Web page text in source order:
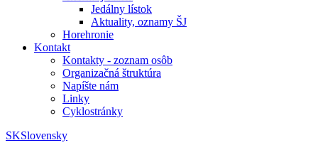
Jedálny lístok
Aktuality, oznamy ŠJ
Horehronie
Kontakt
Kontakty - zoznam osôb
Organizačná štruktúra
Napíšte nám
Linky
Cyklostránky
SKSlovensky